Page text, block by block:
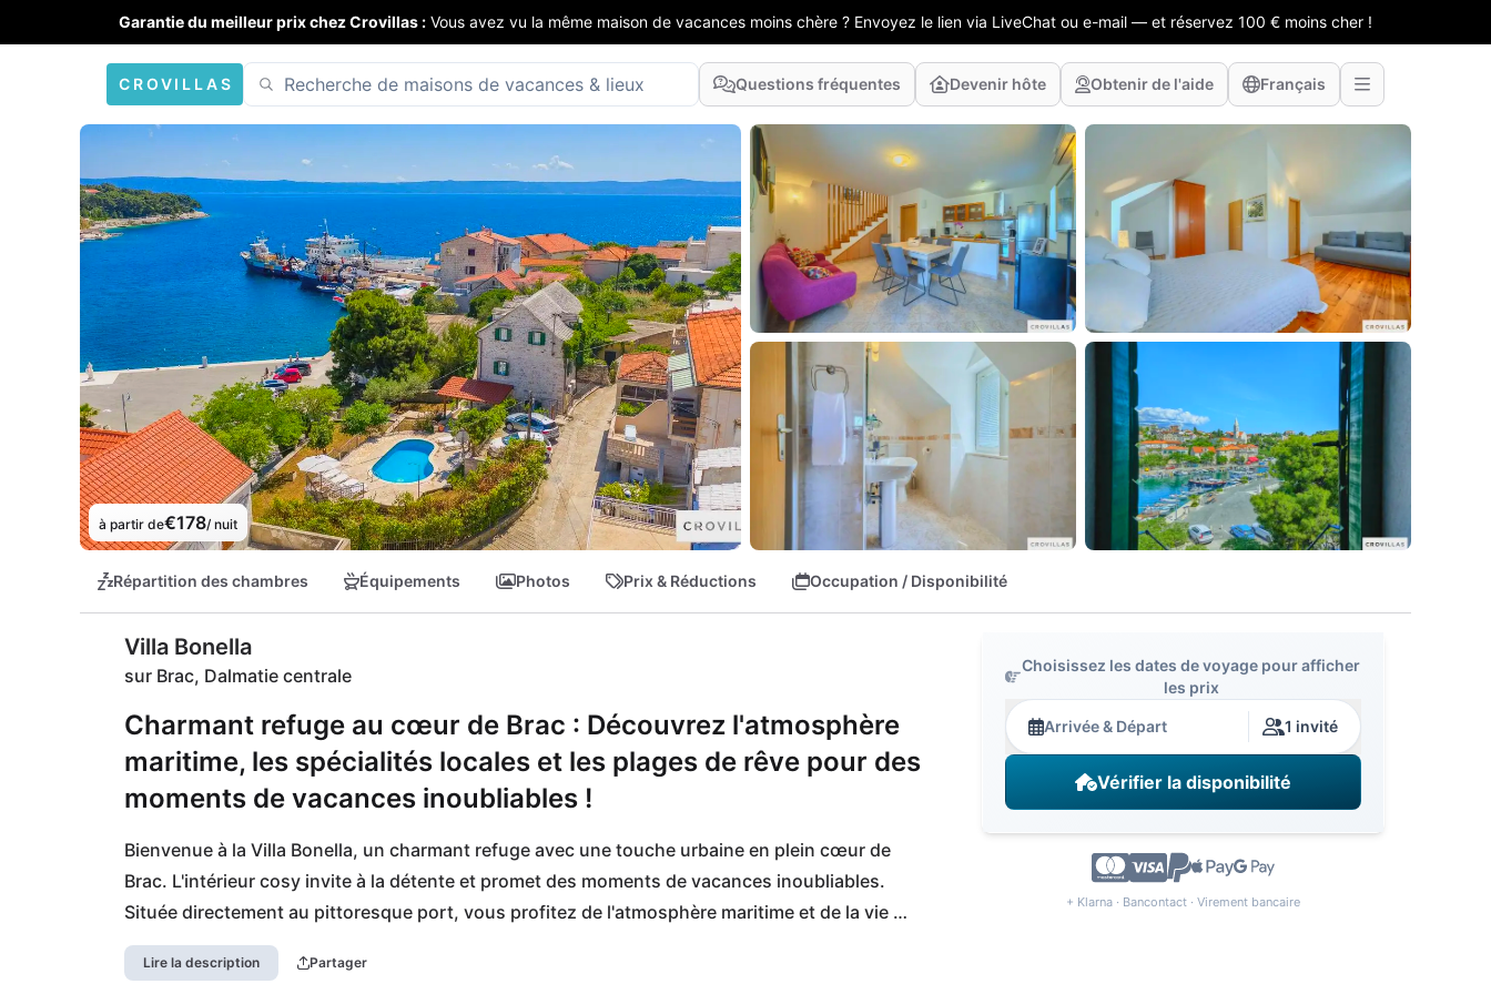
Garantie du meilleur prix chez Crovillas : Vous avez vu la même maison de vacances moins chère ? Envoyez le lien via LiveChat ou e-mail — et réservez 100 € moins cher !
CROVILLAS Questions fréquentes Devenir hôte Obtenir de l'aide Français
à partir de€178/ nuit
Répartition des chambres Équipements Photos Prix & Réductions Occupation / Disponibilité
Villa Bonella
sur Brac, Dalmatie centrale
Charmant refuge au cœur de Brac : Découvrez l'atmosphère
maritime, les spécialités locales et les plages de rêve pour des
moments de vacances inoubliables !
Bienvenue à la Villa Bonella, un charmant refuge avec une touche urbaine en plein cœur de
Brac. L'intérieur cosy invite à la détente et promet des moments de vacances inoubliables.
Située directement au pittoresque port, vous profitez de l'atmosphère maritime et de la vie
animée.
Lire la description Partager
Choisissez les dates de voyage pour afficher
les prix
Arrivée & Départ 1 invité
Vérifier la disponibilité
+ Klarna · Bancontact · Virement bancaire